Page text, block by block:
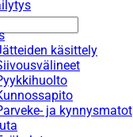
käsittely
ja kynnysmatot